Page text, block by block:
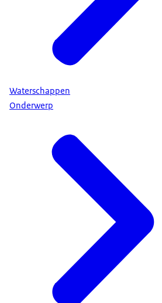
Waterschappen
Onderwerp